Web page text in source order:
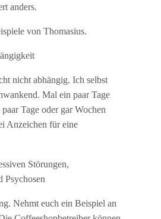
anders.
von Thomasius.
nicht abhängig. Ich selbst
Mal ein paar Tage
Tage oder gar Wochen
Anzeichen für eine
Störungen,
Psychosen
Nehmt euch ein Beispiel an